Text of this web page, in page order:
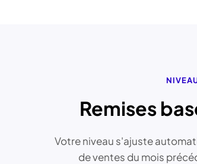
Remises
Votre niveau s'ajuste
de ventes du mois